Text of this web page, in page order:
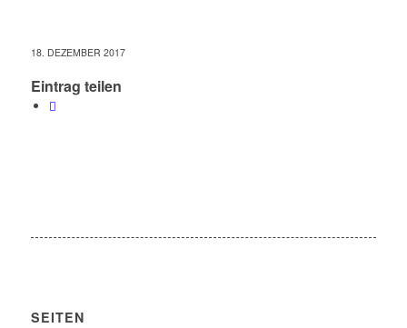
18. DEZEMBER 2017
Eintrag teilen
SEITEN